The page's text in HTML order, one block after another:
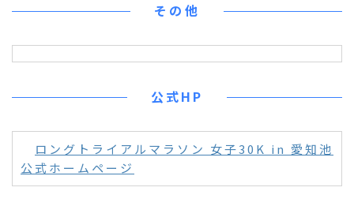
その他
公式HP
ロングトライアルマラソン 女子30K in 愛知池
公式ホームページ